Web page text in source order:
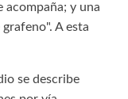
acompaña; y una
A esta
se describe